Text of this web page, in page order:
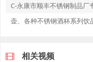
C-永康市顺丰不锈钢制品
壶、各种不锈钢酒杯系列饮
相关视频